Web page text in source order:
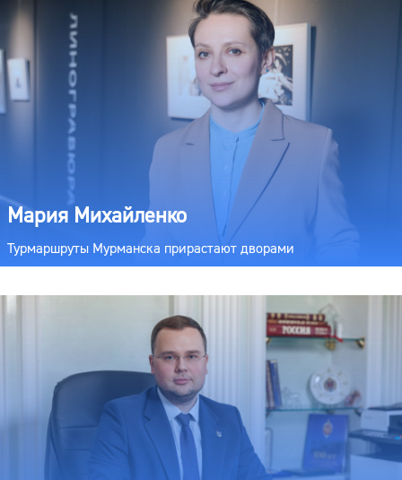
Мария Михайленко
Турмаршруты Мурманска прирастают дворами